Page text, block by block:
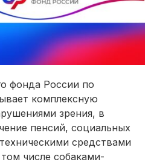
фонда России по
комплексную
зрения, в
пенсий, социальных
средствами
числе собаками-